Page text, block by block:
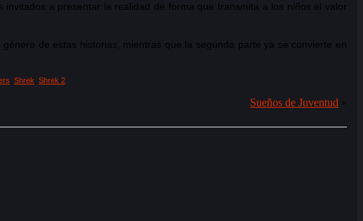
a presentar la realidad de forma que transmita a los niños el valor
de estas historias, mientras que la segunda parte ya se convierte en
Shrek Shrek 2
Sueños de Juventud »